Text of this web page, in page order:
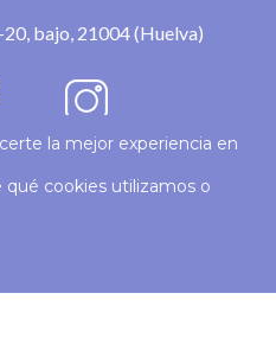
bajo, 21004 (Huelva)
la mejor experiencia en
qué cookies utilizamos o